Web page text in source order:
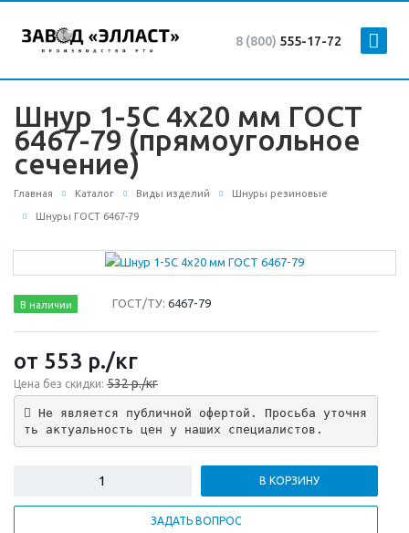
8 (800) 555-17-72
Шнур 1-5С 4х20 мм ГОСТ
6467-79 (прямоугольное
сечение)
Главная Каталог Виды изделий Шнуры резиновые
Шнуры ГОСТ 6467-79
В наличии ГОСТ/ТУ:6467-79
от 553 р./кг
Цена без скидки: 532 р./кг
Не является публичной офертой. Просьба уточня
ть актуальность цен у наших специалистов.
В КОРЗИНУ
ЗАДАТЬ ВОПРОС